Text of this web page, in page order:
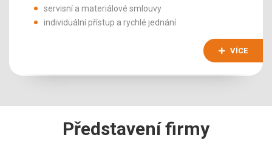
servisní a materiálové smlouvy
individuální přístup a rychlé jednání
VÍCE
Představení firmy